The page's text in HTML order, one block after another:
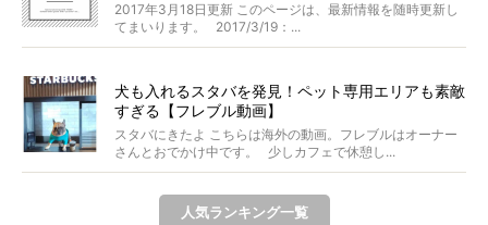
2017年3月18日更新 このページは、最新情報を随時更新し
てまいります。 2017/3/19：...
犬も入れるスタバを発見！ペット専用エリアも素敵
すぎる【フレブル動画】
スタバにきたよ こちらは海外の動画。フレブルはオーナー
さんとおでかけ中です。 少しカフェで休憩し...
人気ランキング一覧